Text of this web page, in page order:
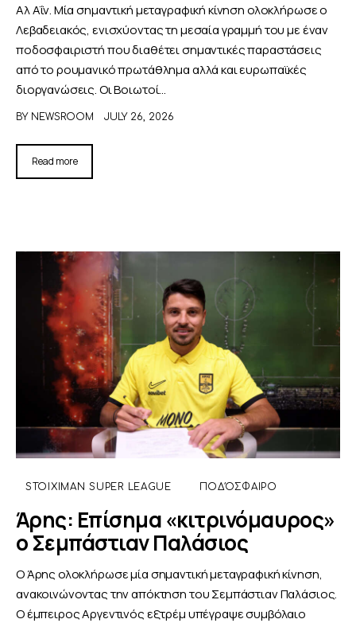
Αλ Αΐν. Μία σημαντική μεταγραφική κίνηση ολοκλήρωσε ο
Λεβαδειακός, ενισχύοντας τη μεσαία γραμμή του με έναν
ποδοσφαιριστή που διαθέτει σημαντικές παραστάσεις
από το ρουμανικό πρωτάθλημα αλλά και ευρωπαϊκές
διοργανώσεις. Οι Βοιωτοί…
BY NEWSROOM JULY 26, 2026
Read more
STOIXIMAN SUPER LEAGUE ΠΟΔΌΣΦΑΙΡΟ
Άρης: Επίσημα «κιτρινόμαυρος»
ο Σεμπάστιαν Παλάσιος
Ο Άρης ολοκλήρωσε μία σημαντική μεταγραφική κίνηση,
ανακοινώνοντας την απόκτηση του Σεμπάστιαν Παλάσιος.
Ο έμπειρος Αργεντινός εξτρέμ υπέγραψε συμβόλαιο